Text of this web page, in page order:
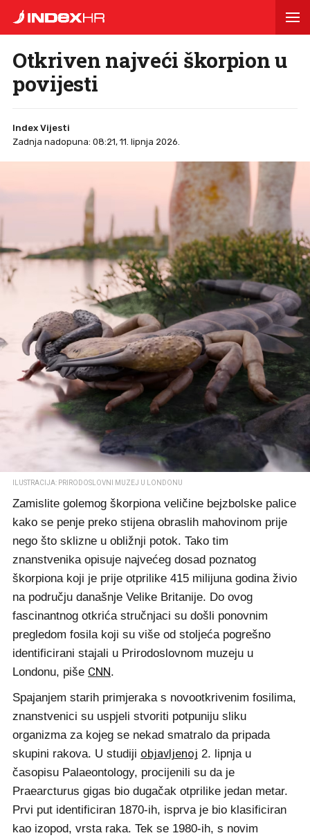
Otkriven najveći škorpion u
povijesti
Index Vijesti
Zadnja nadopuna: 08:21, 11. lipnja 2026.
ILUSTRACIJA: PRIRODOSLOVNI MUZEJ U LONDONU
Zamislite golemog škorpiona veličine bejzbolske palice
kako se penje preko stijena obraslih mahovinom prije
nego što sklizne u obližnji potok. Tako tim
znanstvenika opisuje najvećeg dosad poznatog
škorpiona koji je prije otprilike 415 milijuna godina živio
na području današnje Velike Britanije. Do ovog
fascinantnog otkrića stručnjaci su došli ponovnim
pregledom fosila koji su više od stoljeća pogrešno
identificirani stajali u Prirodoslovnom muzeju u
Londonu, piše CNN.
Spajanjem starih primjeraka s novootkrivenim fosilima,
znanstvenici su uspjeli stvoriti potpuniju sliku
organizma za kojeg se nekad smatralo da pripada
skupini rakova. U studiji objavljenoj 2. lipnja u
časopisu Palaeontology, procijenili su da je
Praearcturus gigas bio dugačak otprilike jedan metar.
Prvi put identificiran 1870-ih, isprva je bio klasificiran
kao izopod, vrsta raka. Tek se 1980-ih, s novim